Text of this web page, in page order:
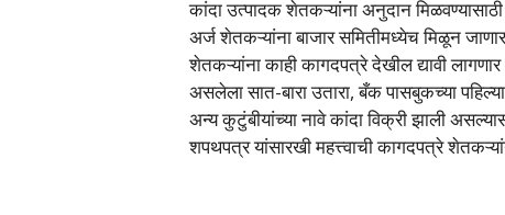
कांदा उत्पादक शेतकऱ्यांना अनुदान
अर्ज शेतकऱ्यांना बाजार समितीमध्येच मिळून
शेतकऱ्यांना काही कागदपत्रे देखील द्यावी
असलेला सात-बारा उतारा, बँक पासबुकच्या
अन्य कुटुंबीयांच्या नावे कांदा विक्री झाली
शपथपत्र यांसारखी महत्त्वाची कागदपत्रे